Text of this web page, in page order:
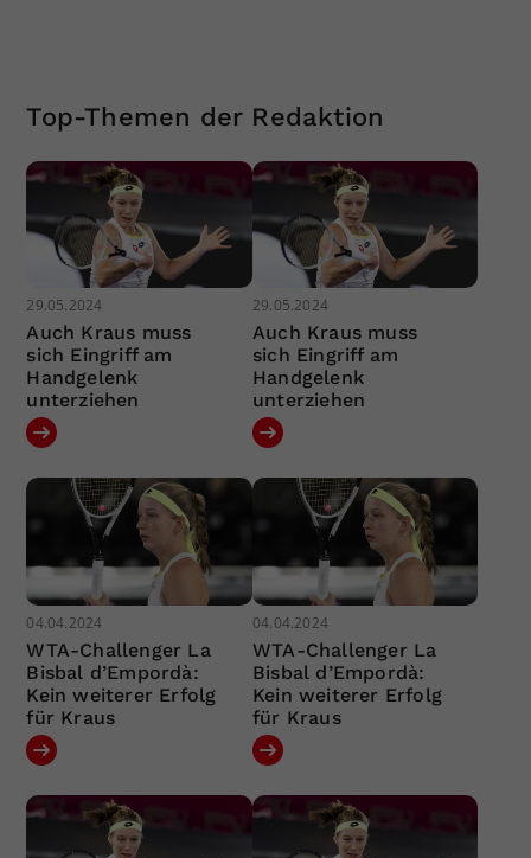
Top-Themen der Redaktion
29.05.2024
Auch Kraus muss
sich Eingriff am
Handgelenk
unterziehen
29.05.2024
Auch Kraus muss
sich Eingriff am
Handgelenk
unterziehen
04.04.2024
WTA-Challenger La
Bisbal d’Empordà:
Kein weiterer Erfolg
für Kraus
04.04.2024
WTA-Challenger La
Bisbal d’Empordà:
Kein weiterer Erfolg
für Kraus